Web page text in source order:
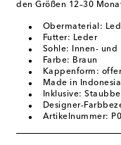
den Größen 12–30
Obermaterial:
Futter: Leder
Sohle: Innen- und
Farbe: Braun
Kappenform:
Made in Indonesia
Inklusive:
Designer-
Artikelnummer: